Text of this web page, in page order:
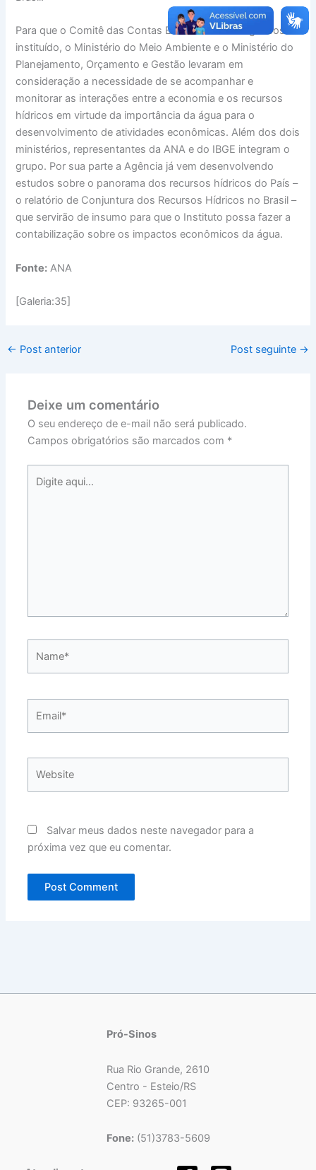
Para que o Comitê das Contas Econômicas da Água fosse
instituído, o Ministério do Meio Ambiente e o Ministério do
Planejamento, Orçamento e Gestão levaram em
consideração a necessidade de se acompanhar e
monitorar as interações entre a economia e os recursos
hídricos em virtude da importância da água para o
desenvolvimento de atividades econômicas. Além dos dois
ministérios, representantes da ANA e do IBGE integram o
grupo. Por sua parte a Agência já vem desenvolvendo
estudos sobre o panorama dos recursos hídricos do País –
o relatório de Conjuntura dos Recursos Hídricos no Brasil –
que servirão de insumo para que o Instituto possa fazer a
contabilização sobre os impactos econômicos da água.
Fonte: ANA
[Galeria:35]
← Post anterior Post seguinte →
Deixe um comentário
O seu endereço de e-mail não será publicado.
Campos obrigatórios são marcados com *
aqui...
Salvar meus dados neste navegador para a
próxima vez que eu comentar.
Pró-Sinos
Rua Rio Grande, 2610
Centro - Esteio/RS
CEP: 93265-001
Fone:(51)3783-5609